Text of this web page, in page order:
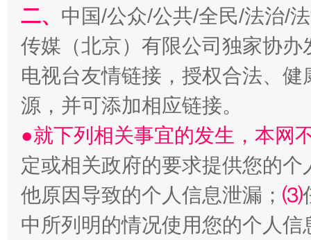
“刷贴”乱象丛生
二、 中国/公众/公共/全民/法治/
传媒（北京）有限公司独家协
电视台友情链接，授权合法、
源，并可添加相应链接。
●就下列相关事宜的发生，本网
定或相关政府的要求提供您的个
他原因导致的个人信息泄漏； ⑶
中所列明的情况使用您的个人